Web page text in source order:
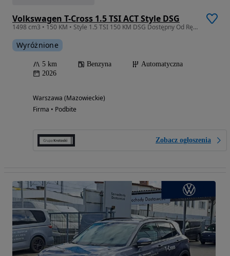
Volkswagen T-Cross 1.5 TSI ACT Style DSG
1498 cm3 • 150 KM • Style 1.5 TSI 150 KM DSG Dostępny Od Ręki!
Wyróżnione
5 km Benzyna
Automatyczna
2026
Warszawa (Mazowieckie)
Firma • Podbite
Zobacz ogłoszenia